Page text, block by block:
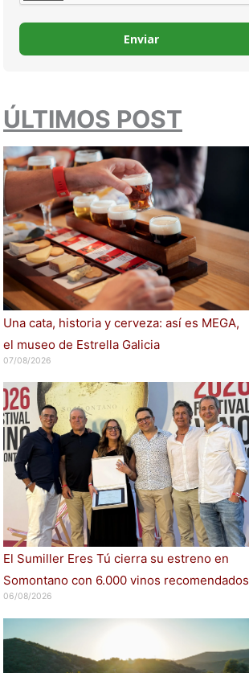
Enviar
ÚLTIMOS POST
Una cata, historia y cerveza: así es MEGA,
el museo de Estrella Galicia
07/08/2026
El Sumiller Eres Tú cierra su estreno en
Somontano con 6.000 vinos recomendados
06/08/2026